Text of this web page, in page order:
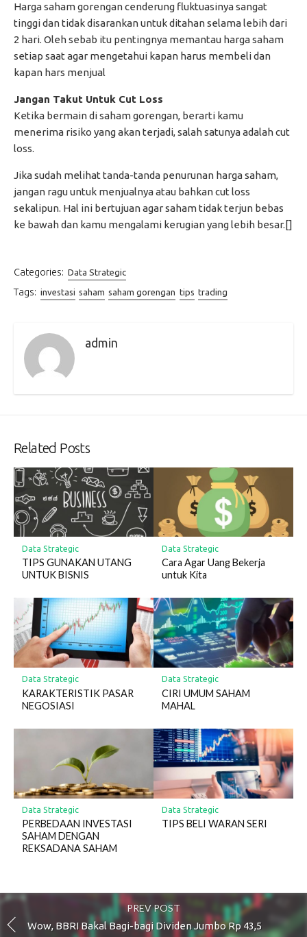
Harga saham gorengan cenderung fluktuasinya sangat
tinggi dan tidak disarankan untuk ditahan selama lebih dari
2 hari. Oleh sebab itu pentingnya memantau harga saham
setiap saat agar mengetahui kapan harus membeli dan
kapan hars menjual
Jangan Takut Untuk Cut Loss
Ketika bermain di saham gorengan, berarti kamu
menerima risiko yang akan terjadi, salah satunya adalah cut
loss.
Jika sudah melihat tanda-tanda penurunan harga saham,
jangan ragu untuk menjualnya atau bahkan cut loss
sekalipun. Hal ini bertujuan agar saham tidak terjun bebas
ke bawah dan kamu mengalami kerugian yang lebih besar.[]
Categories: Data Strategic
Tags: investasi saham saham gorengan tips trading
admin
Related Posts
Data Strategic
TIPS GUNAKAN UTANG
UNTUK BISNIS
Data Strategic
Cara Agar Uang Bekerja
untuk Kita
Data Strategic
KARAKTERISTIK PASAR
NEGOSIASI
Data Strategic
CIRI UMUM SAHAM
MAHAL
Data Strategic
PERBEDAAN INVESTASI
SAHAM DENGAN
REKSADANA SAHAM
Data Strategic
TIPS BELI WARAN SERI
PREV POST
Wow, BBRI Bakal Bagi-bagi Dividen Jumbo Rp 43,5